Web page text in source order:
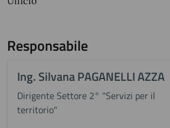
Responsabile
Ing. Silvana PAGANELLI AZZA
Dirigente Settore 2° "Servizi per il
territorio"